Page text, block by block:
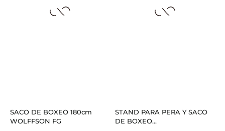
SACO DE BOXEO 180cm
WOLFFSON FG
STAND PARA PERA Y SACO
DE BOXEO...